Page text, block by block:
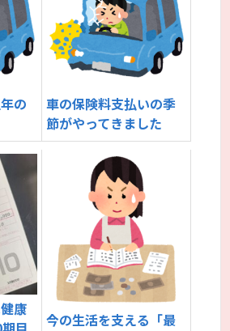
の
車の保険料支払いの季
節がやってきました
康
今の生活を支える「最